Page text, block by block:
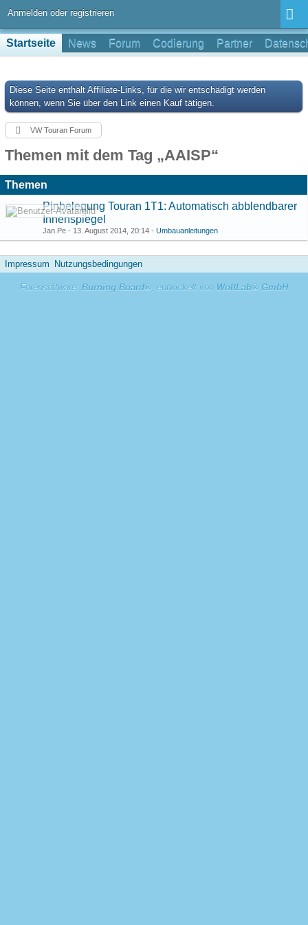
Anmelden oder registrieren
Startseite News Forum Codierung Partner
Diese Seite enthält Affiliate-Links, für die wir entschädigt werden
können, wenn Sie über den Link einen Kauf tätigen.
VW Touran Forum
Themen mit dem Tag „AAISP“
Themen
Pinbelegung Touran 1T1: Automatisch abblendbarer
Innenspiegel
Jan.Pe - 13. August 2014, 20:14 - Umbauanleitungen
Impressum Nutzungsbedingungen
Forensoftware: Burning Board®, entwickelt von WoltLab® GmbH